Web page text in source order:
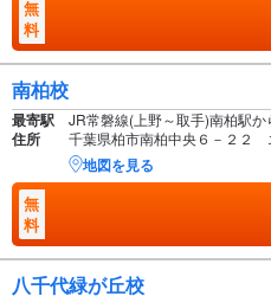
無
料
南柏校
最寄駅 JR常磐線(上野～取手)南柏駅か
住所 千葉県柏市南柏中央６－２２
地図を見る
無
料
八千代緑が丘校